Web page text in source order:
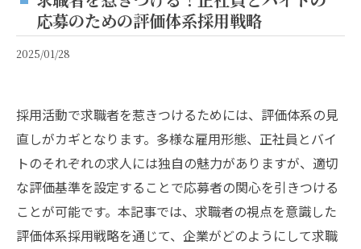
応募のための評価体系採用戦略
2025/01/28
採用活動で求職者を惹きつけるためには、評価体系の見
直しがカギとなります。多様な雇用形態、正社員とバイ
トのそれぞれの求人には独自の魅力がありますが、適切
な評価基準を設定することで応募者の関心を引きつける
ことが可能です。本記事では、求職者の視点を意識した
評価体系採用戦略を通じて、企業がどのようにして求職